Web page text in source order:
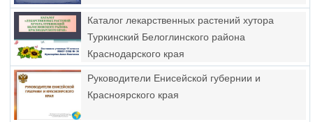
Каталог лекарственных растений хутора
Туркинский Белоглинского района
Краснодарского края
Руководители Енисейской губернии и
Красноярского края